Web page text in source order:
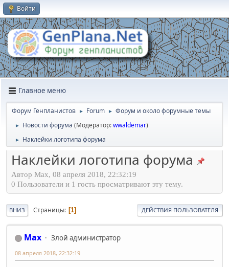
Войти
Главное меню
Форум Генпланистов ► Forum ► Форум и около форумные темы
► Новости форума (Модератор:wwaldemar)
► Наклейки логотипа форума
Наклейки логотипа форума
Автор Max, 08 апреля 2018, 22:32:19
0 Пользователи и 1 гость просматривают эту тему.
ВНИЗ Страницы 1 ДЕЙСТВИЯ ПОЛЬЗОВАТЕЛЯ
Max Злой администратор
08 апреля 2018, 22:32:19